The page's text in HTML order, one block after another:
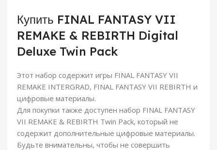
Купить FINAL FANTASY VII
REMAKE & REBIRTH Digital
Deluxe Twin Pack
Этот набор содержит игры FINAL FANTASY VII
REMAKE INTERGRAD, FINAL FANTASY VII REBIRTH и
цифровые материалы.
Для покупки также доступен набор FINAL FANTASY
VII REMAKE & REBIRTH Twin Pack, который не
содержит дополнительные цифровые материалы.
Будьте внимательны, чтобы не совершить